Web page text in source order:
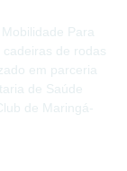
Para
de rodas
em parceria
de Saúde
de Maringá-